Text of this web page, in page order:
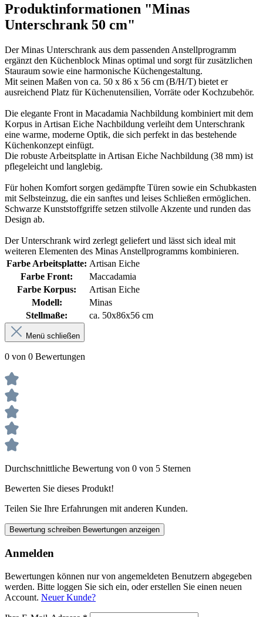
Produktinformationen "Minas
Unterschrank 50 cm"
Der Minas Unterschrank aus dem passenden Anstellprogramm
ergänzt den Küchenblock Minas optimal und sorgt für zusätzlichen
Stauraum sowie eine harmonische Küchengestaltung.
Mit seinen Maßen von ca. 50 x 86 x 56 cm (B/H/T) bietet er
ausreichend Platz für Küchenutensilien, Vorräte oder Kochzubehör.
Die elegante Front in Macadamia Nachbildung kombiniert mit dem
Korpus in Artisan Eiche Nachbildung verleiht dem Unterschrank
eine warme, moderne Optik, die sich perfekt in das bestehende
Küchenkonzept einfügt.
Die robuste Arbeitsplatte in Artisan Eiche Nachbildung (38 mm) ist
pflegeleicht und langlebig.
Für hohen Komfort sorgen gedämpfte Türen sowie ein Schubkasten
mit Selbsteinzug, die ein sanftes und leises Schließen ermöglichen.
Schwarze Kunststoffgriffe setzen stilvolle Akzente und runden das
Design ab.
Der Unterschrank wird zerlegt geliefert und lässt sich ideal mit
weiteren Elementen des Minas Anstellprogramms kombinieren.
Farbe Arbeitsplatte: Artisan Eiche
Farbe Front:
Maccadamia
Farbe Korpus:
Artisan Eiche
Modell:
Minas
Stellmaße:
ca. 50x86x56 cm
Menü schließen
0 von 0 Bewertungen
Durchschnittliche Bewertung von 0 von 5 Sternen
Bewerten Sie dieses Produkt!
Teilen Sie Ihre Erfahrungen mit anderen Kunden.
Bewertung schreiben Bewertungen anzeigen
Anmelden
Bewertungen können nur von angemeldeten Benutzern abgegeben
werden. Bitte loggen Sie sich ein, oder erstellen Sie einen neuen
Account. Neuer Kunde?